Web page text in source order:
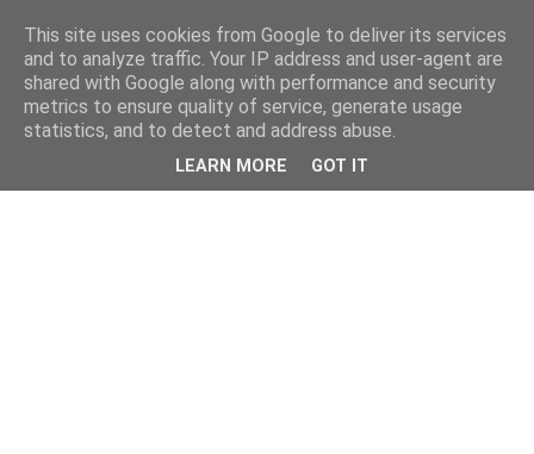
This site uses cookies from Google to deliver its services
and to analyze traffic. Your IP address and user-agent are
shared with Google along with performance and security
metrics to ensure quality of service, generate usage
statistics, and to detect and address abuse.
LEARN MORE GOT IT